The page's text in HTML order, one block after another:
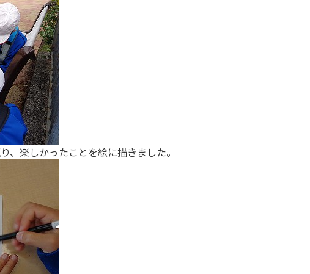
、楽しかったことを絵に描きました。